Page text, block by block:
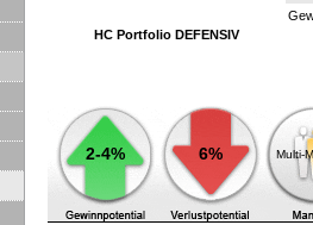
HC Portfolio DEFENSIV
2-4% 6% Multi-